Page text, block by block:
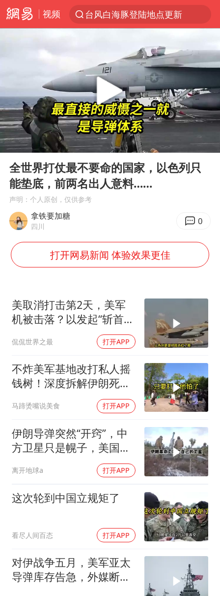
视频
台风白海豚登陆地点更新
以“新”破局 首发经济点亮城市消费活力
台风白海豚进入48小时警戒线
佛得角门将亮相智利俱乐部主场
中方回应是否在太平洋海底开采稀土
看守所辅警收受10万获刑1年
U17国足1分钟轰2球
五粮液渠道价一箱上涨近百元
宇树科技发行价格150.80元/股
吉林一“温度计大楼”读数爆表
法国下周开始禁止未经同意的电话营销
泰国一女公务员妆容引争议 本人回应
27岁女子成组织卖淫集团主犯被通缉
女子利用漏洞0元薅走3000多件家电
24小时不关空调 电费会更低吗
东方甄选被判赔偿江小白30万元
奋进开新局 实干挑大梁
Play
00:00 10:26
全世界打仗最不要命的国家，以色列只
能垫底，前两名出人意料……
声明：个人原创，仅供参考
拿铁要加糖
四川 0
打开网易新闻 体验效果更佳
美取消打击第2天，美军
机被击落？以发起“斩首行
侃侃世界之最 打开APP
不炸美军基地改打私人摇
钱树！深度拆解伊朗死掐
特朗普七寸的生死局，这
招到底有多绝？
马蹄烫嘴说美食 打开APP
伊朗导弹突然“开窍”，中
方卫星只是幌子，美国真
离开地球a 打开APP
这次轮到中国立规矩了
看尽人间百态 打开APP
对伊战争五月，美军亚太
导弹库存告急，外媒断